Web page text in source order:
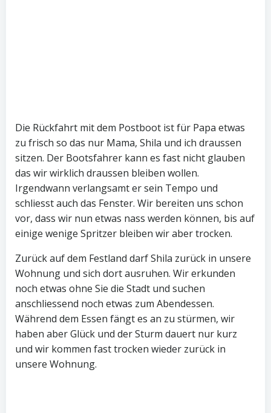
Die Rückfahrt mit dem Postboot ist für Papa etwas
zu frisch so das nur Mama, Shila und ich draussen
sitzen. Der Bootsfahrer kann es fast nicht glauben
das wir wirklich draussen bleiben wollen.
Irgendwann verlangsamt er sein Tempo und
schliesst auch das Fenster. Wir bereiten uns schon
vor, dass wir nun etwas nass werden können, bis auf
einige wenige Spritzer bleiben wir aber trocken.
Zurück auf dem Festland darf Shila zurück in unsere
Wohnung und sich dort ausruhen. Wir erkunden
noch etwas ohne Sie die Stadt und suchen
anschliessend noch etwas zum Abendessen.
Während dem Essen fängt es an zu stürmen, wir
haben aber Glück und der Sturm dauert nur kurz
und wir kommen fast trocken wieder zurück in
unsere Wohnung.